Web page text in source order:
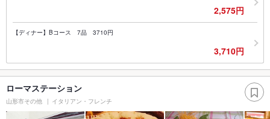
2,575円
【ディナー】Bコース 7品 3710円
3,710円
ローマステーション
山形市その他 イタリアン・フレンチ